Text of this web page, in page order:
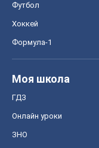
Футбол
Хоккей
Формула-1
Моя школа
ГДЗ
Онлайн уроки
ЗНО